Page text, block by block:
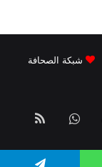
شبكة الصحافة
‫TikTokواتسابملخص
الموقع